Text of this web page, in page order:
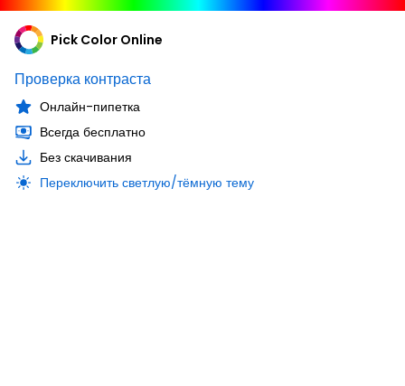
Pick Color Online
Проверка контраста
Онлайн-пипетка
Всегда бесплатно
Без скачивания
Переключить светлую/тёмную тему